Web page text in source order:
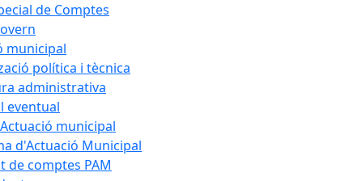
de Comptes
municipal
política i tècnica
administrativa
eventual
municipal
d'Actuació Municipal
de comptes PAM